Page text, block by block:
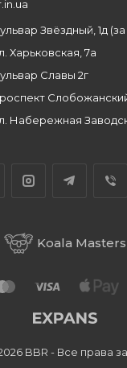
Звёздный, 1д
Харьковская, 7а
Славы 2г
Набережная
Koala Masters
BBR - Все права